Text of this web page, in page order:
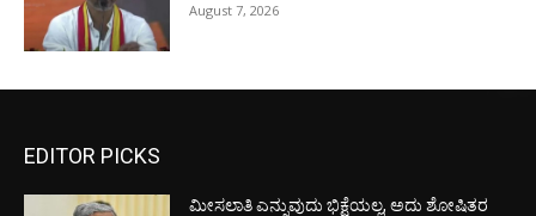
August 7, 2026
EDITOR PICKS
ಮೀಸಲಾತಿ ಎನ್ನುವುದು ಭಿಕ್ಷೆಯಲ್ಲ, ಅದು ಶೋಷಿತರ